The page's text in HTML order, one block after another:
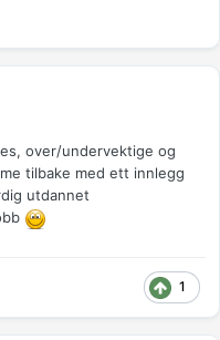
over/undervektige og
tilbake med ett innlegg
utdannet
1